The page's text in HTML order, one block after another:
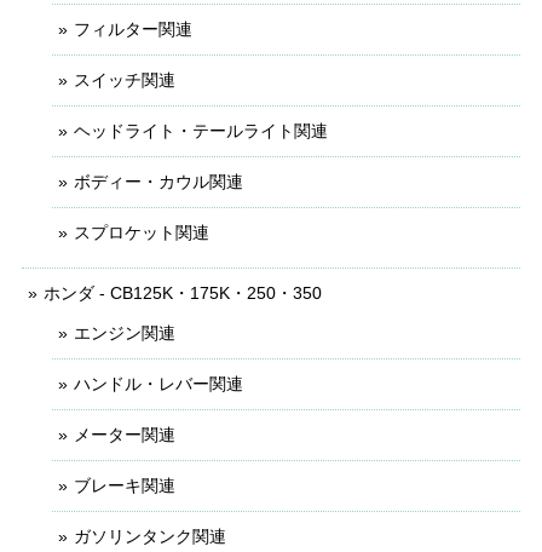
フィルター関連
スイッチ関連
ヘッドライト・テールライト関連
ボディー・カウル関連
スプロケット関連
ホンダ - CB125K・175K・250・350
エンジン関連
ハンドル・レバー関連
メーター関連
ブレーキ関連
ガソリンタンク関連